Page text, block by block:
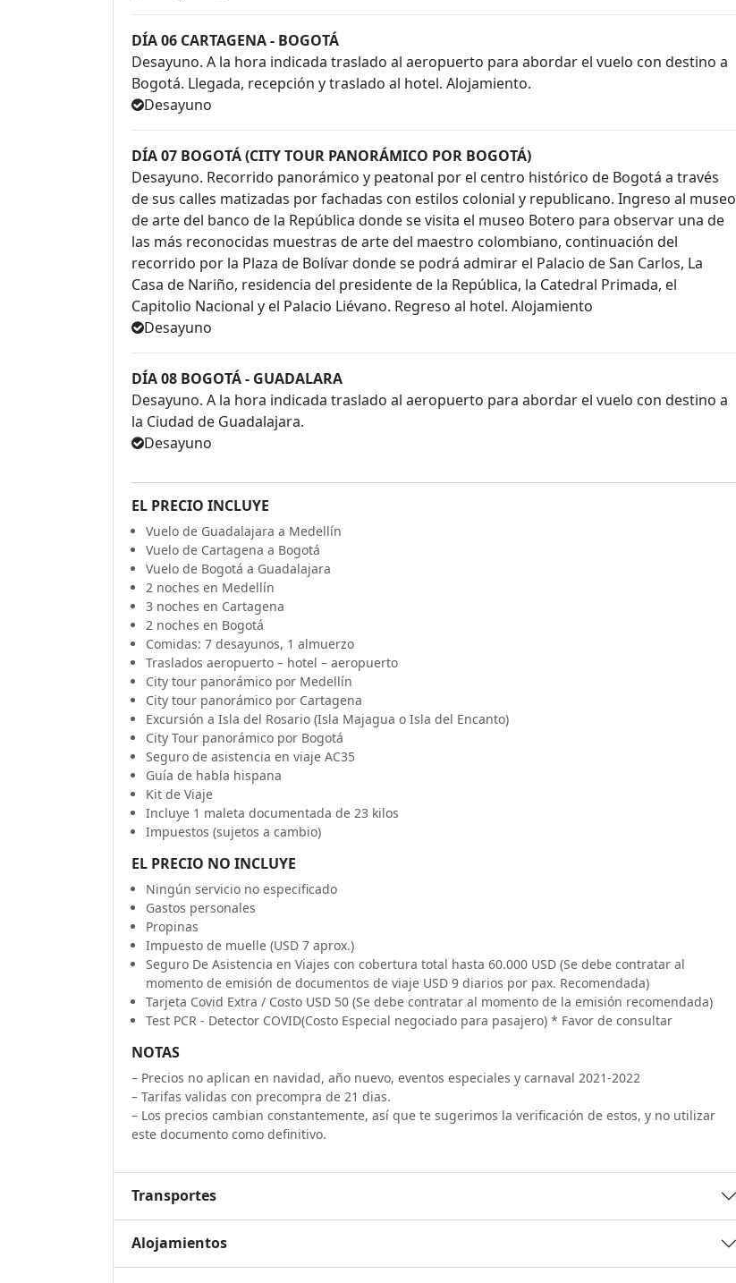
DÍA 06 CARTAGENA - BOGOTÁ
Desayuno. A la hora indicada traslado al aeropuerto para abordar el vuelo con destino a
Bogotá. Llegada, recepción y traslado al hotel. Alojamiento.
Desayuno
DÍA 07 BOGOTÁ (CITY TOUR PANORÁMICO POR BOGOTÁ)
Desayuno. Recorrido panorámico y peatonal por el centro histórico de Bogotá a través
de sus calles matizadas por fachadas con estilos colonial y republicano. Ingreso al museo
de arte del banco de la República donde se visita el museo Botero para observar una de
las más reconocidas muestras de arte del maestro colombiano, continuación del
recorrido por la Plaza de Bolívar donde se podrá admirar el Palacio de San Carlos, La
Casa de Nariño, residencia del presidente de la República, la Catedral Primada, el
Capitolio Nacional y el Palacio Liévano. Regreso al hotel. Alojamiento
Desayuno
DÍA 08 BOGOTÁ - GUADALARA
Desayuno. A la hora indicada traslado al aeropuerto para abordar el vuelo con destino a
la Ciudad de Guadalajara.
Desayuno
EL PRECIO INCLUYE
Vuelo de Guadalajara a Medellín
Vuelo de Cartagena a Bogotá
Vuelo de Bogotá a Guadalajara
2 noches en Medellín
3 noches en Cartagena
2 noches en Bogotá
Comidas: 7 desayunos, 1 almuerzo
Traslados aeropuerto – hotel – aeropuerto
City tour panorámico por Medellín
City tour panorámico por Cartagena
Excursión a Isla del Rosario (Isla Majagua o Isla del Encanto)
City Tour panorámico por Bogotá
Seguro de asistencia en viaje AC35
Guía de habla hispana
Kit de Viaje
Incluye 1 maleta documentada de 23 kilos
Impuestos (sujetos a cambio)
EL PRECIO NO INCLUYE
Ningún servicio no especificado
Gastos personales
Propinas
Impuesto de muelle (USD 7 aprox.)
Seguro De Asistencia en Viajes con cobertura total hasta 60.000 USD (Se debe contratar al
momento de emisión de documentos de viaje USD 9 diarios por pax. Recomendada)
Tarjeta Covid Extra / Costo USD 50 (Se debe contratar al momento de la emisión recomendada)
Test PCR - Detector COVID(Costo Especial negociado para pasajero) * Favor de consultar
NOTAS
– Precios no aplican en navidad, año nuevo, eventos especiales y carnaval 2021-2022
– Tarifas validas con precompra de 21 dias.
– Los precios cambian constantemente, así que te sugerimos la verificación de estos, y no utilizar
este documento como definitivo.
Transportes
Alojamientos